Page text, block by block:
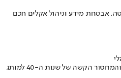
אבטחת מידע וניהול אקלים חכם
איך אסם הפכה את תקופת הצנע והמחסור הקשה של שנות ה-40 למותג